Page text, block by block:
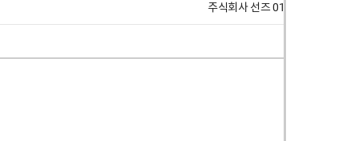
주식회사 선즈 010 7270